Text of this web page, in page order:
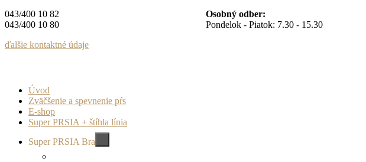
043/400 10 82
043/400 10 80
ďalšie kontaktné údaje
Osobný odber:
Pondelok - Piatok: 7.30 - 15.30
Úvod
Zväčšenie a spevnenie pŕs
E-shop
Super PRSIA + štíhla línia
Super PRSIA Bra